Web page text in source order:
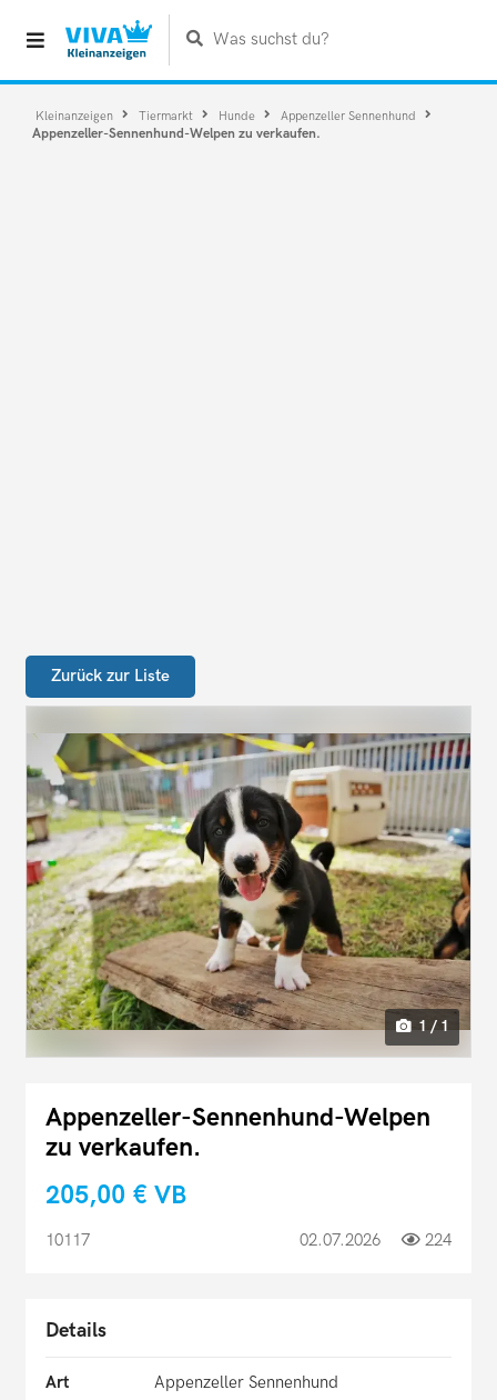
Was suchst du?
Kleinanzeigen Tiermarkt Hunde Appenzeller Sennenhund
Appenzeller-Sennenhund-Welpen zu verkaufen.
Zurück zur Liste
1 / 1
Appenzeller-Sennenhund-Welpen
zu verkaufen.
205,00 € VB
10117 02.07.2026 224
Details
Art
Appenzeller Sennenhund